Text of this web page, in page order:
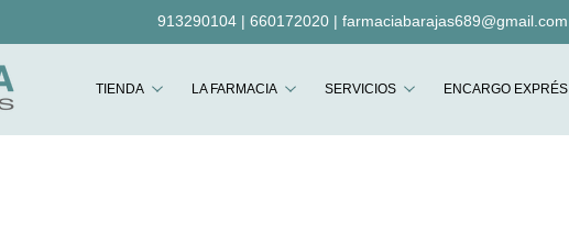
913290104| 660172020| farmaciabarajas689@gmail.com
TIENDA LA FARMACIA SERVICIOS ENCARGO EXPRÉS